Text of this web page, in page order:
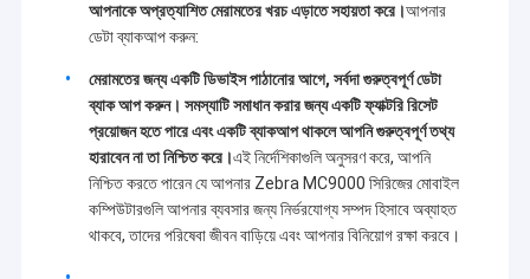
আপনাকে অপ্রত্যাশিত মেরামতের খরচ এড়াতে সহায়তা করে।আপনার
ডেটা ব্যাকআপ করুন:
মেরামতের জন্য একটি ডিভাইস পাঠানোর আগে, সর্বদা গুরুত্বপূর্ণ ডেটা
ব্যাক আপ করুন। সমস্যাটি সমাধান করার জন্য একটি ফ্যাক্টরি রিসেট
প্রয়োজন হতে পারে এবং একটি ব্যাকআপ থাকলে আপনি গুরুত্বপূর্ণ তথ্য
হারাবেন না তা নিশ্চিত করে।এই নির্দেশিকাগুলি অনুসরণ করে, আপনি
নিশ্চিত করতে পারেন যে আপনার Zebra MC9000 সিরিজের মোবাইল
কম্পিউটারগুলি আপনার ব্যবসার জন্য নির্ভরযোগ্য সম্পদ হিসাবে অব্যাহত
থাকবে, তাদের পরিষেবা জীবন বাড়িয়ে এবং আপনার বিনিয়োগ রক্ষা করবে।